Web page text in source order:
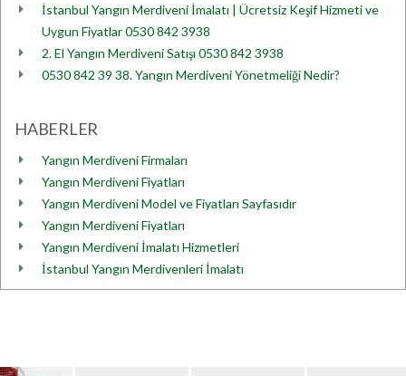
İstanbul Yangın Merdiveni İmalatı | Ücretsiz Keşif Hizmeti ve
Uygun Fiyatlar 0530 842 3938
2. El Yangın Merdiveni Satışı 0530 842 3938
0530 842 39 38. Yangın Merdiveni Yönetmeliği Nedir?
HABERLER
Yangın Merdiveni Firmaları
Yangın Merdiveni Fiyatları
Yangın Merdiveni Model ve Fiyatları Sayfasıdır
Yangın Merdiveni Fiyatları
Yangın Merdiveni İmalatı Hizmetleri
İstanbul Yangın Merdivenleri İmalatı